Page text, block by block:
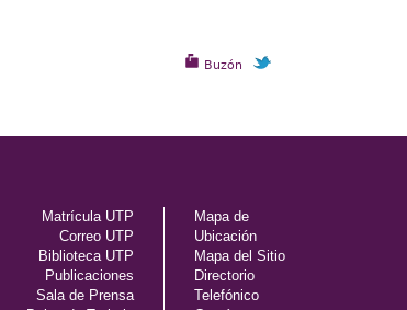
Buzón
Matrícula UTP
Correo UTP
Biblioteca UTP
Publicaciones
Sala de Prensa
Mapa de
Ubicación
Mapa del Sitio
Directorio
Telefónico